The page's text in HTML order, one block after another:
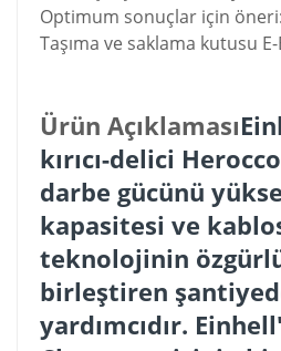
Optimum sonuçlar için
Taşıma ve saklama kutusu
Ürün Açıklaması
kırıcı-delici
darbe gücünü
kapasitesi ve
teknolojinin
birleştiren
yardımcıdır.